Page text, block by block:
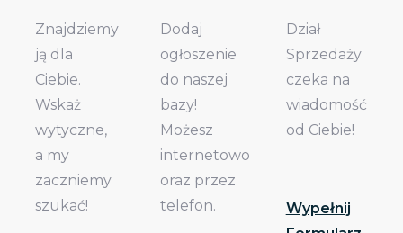
Znajdziemy
ją dla
Ciebie.
Wskaż
wytyczne,
a my
zaczniemy
szukać!
Dodaj
ogłoszenie
do naszej
bazy!
Możesz
internetowo
oraz przez
telefon.
Dział
Sprzedaży
czeka na
wiadomość
od Ciebie!
Wypełnij